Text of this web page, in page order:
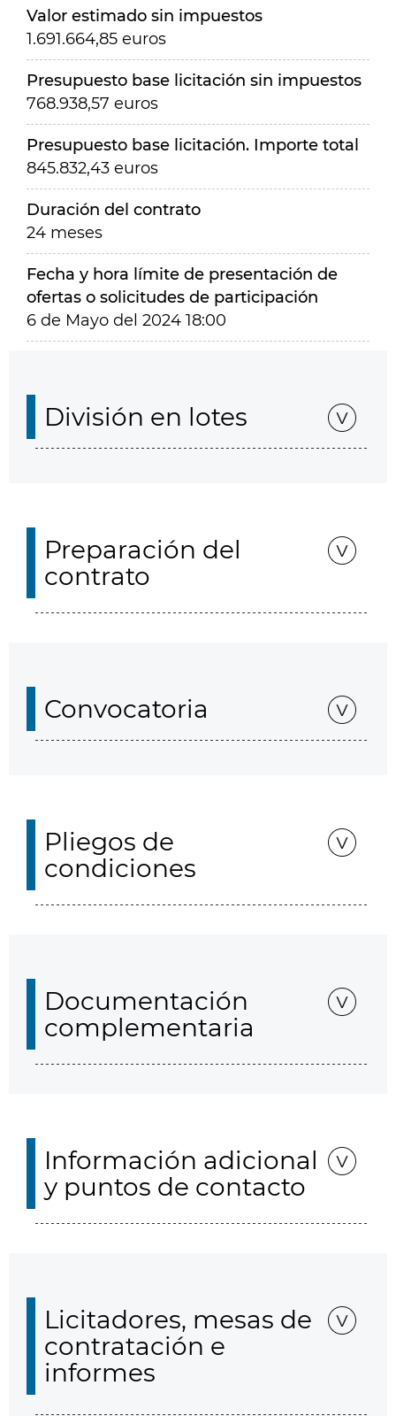
Valor estimado sin impuestos
1.691.664,85 euros
Presupuesto base licitación sin impuestos
768.938,57 euros
Presupuesto base licitación. Importe total
845.832,43 euros
Duración del contrato
24 meses
Fecha y hora límite de presentación de
ofertas o solicitudes de participación
6 de Mayo del 2024 18:00
División en lotes
Preparación del
contrato
Convocatoria
Pliegos de
condiciones
Documentación
complementaria
Información adicional
y puntos de contacto
Licitadores, mesas de
contratación e
informes